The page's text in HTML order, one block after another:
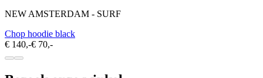
NEW AMSTERDAM - SURF
Chop hoodie black
€ 140,-€ 70,-